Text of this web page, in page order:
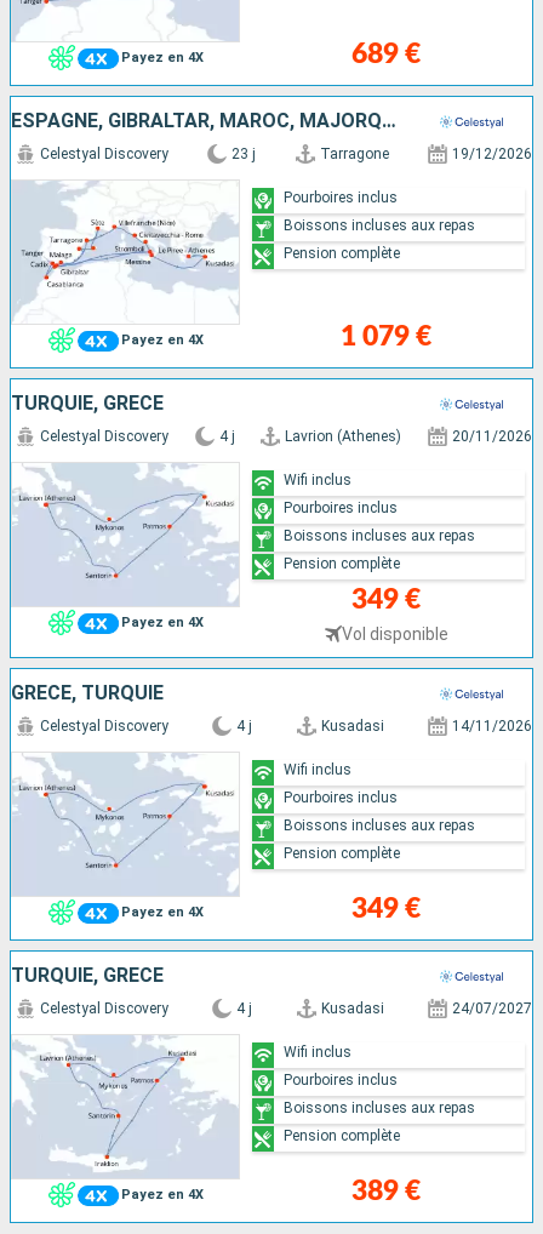
Payez en 4X 689 €
ESPAGNE, GIBRALTAR, MAROC, MAJORQUE, FRANCE, ITALIE, TURQUIE, GRÈCE
Payez en 4X
Celestyal Discovery 23 j Tarragone 19/12/2026
1 079 €
Pourboires inclus
Boissons incluses aux repas
Pension complète
TURQUIE, GRÈCE
Payez en 4X
Celestyal Discovery 4 j Lavrion (Athenes) 20/11/2026
349 €
Vol disponible
Wifi inclus
Pourboires inclus
Boissons incluses aux repas
Pension complète
GRÈCE, TURQUIE
Payez en 4X
Celestyal Discovery 4 j Kusadasi 14/11/2026
349 €
Wifi inclus
Pourboires inclus
Boissons incluses aux repas
Pension complète
TURQUIE, GRÈCE
Payez en 4X
Celestyal Discovery 4 j Kusadasi 24/07/2027
389 €
Wifi inclus
Pourboires inclus
Boissons incluses aux repas
Pension complète